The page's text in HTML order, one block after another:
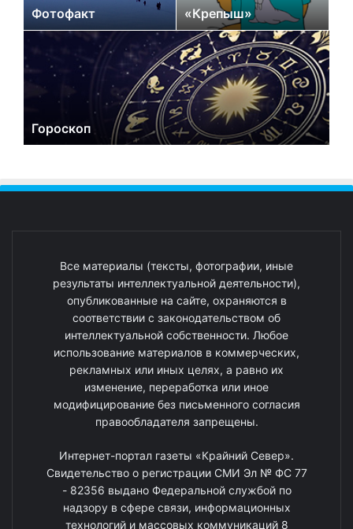
Фотофакт «Крепыш»
Гороскоп
Все материалы (тексты, фотографии, иные
результаты интеллектуальной деятельности),
опубликованные на сайте, охраняются в
соответствии с законодательством об
интеллектуальной собственности. Любое
использование материалов в коммерческих,
рекламных или иных целях, а равно их
изменение, переработка или иное
модифицирование без письменного согласия
правообладателя запрещены.
Интернет-портал газеты «Крайний Север».
Свидетельство о регистрации СМИ Эл № ФС 77
- 82356 выдано Федеральной службой по
надзору в сфере связи, информационных
технологий и массовых коммуникаций 8